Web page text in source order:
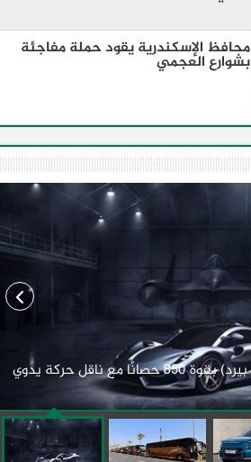
محافظ الإسكندرية يقود حملة مفاجئة
بشوارع العجمي
هينيسي تطرح طراز (بلاك بيرد) بقوة 850 حصانًا مع ناقل حركة يدوي